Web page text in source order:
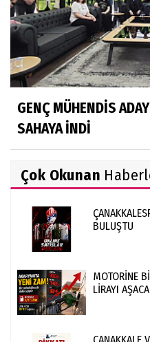
GENÇ MÜHENDİS
SAHAYA İNDİ
Çok Okunan
BULUŞTU
MOTORİNE
LİRAYI
ÇANAKKALE